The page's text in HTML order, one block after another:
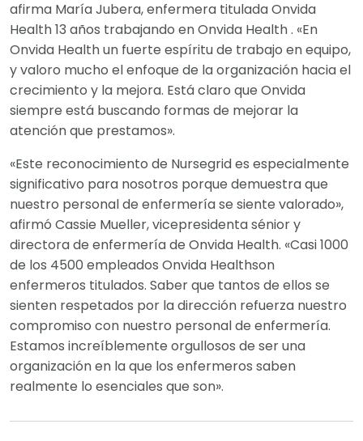
afirma María Jubera, enfermera titulada Onvida
Health 13 años trabajando en Onvida Health . «En
Onvida Health un fuerte espíritu de trabajo en equipo,
y valoro mucho el enfoque de la organización hacia el
crecimiento y la mejora. Está claro que Onvida
siempre está buscando formas de mejorar la
atención que prestamos».
«Este reconocimiento de Nursegrid es especialmente
significativo para nosotros porque demuestra que
nuestro personal de enfermería se siente valorado»,
afirmó Cassie Mueller, vicepresidenta sénior y
directora de enfermería de Onvida Health. «Casi 1000
de los 4500 empleados Onvida Healthson
enfermeros titulados. Saber que tantos de ellos se
sienten respetados por la dirección refuerza nuestro
compromiso con nuestro personal de enfermería.
Estamos increíblemente orgullosos de ser una
organización en la que los enfermeros saben
realmente lo esenciales que son».